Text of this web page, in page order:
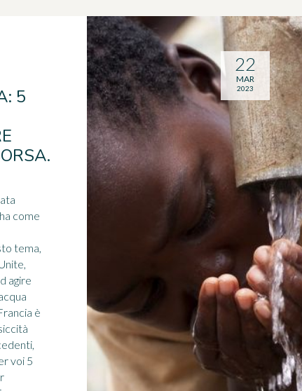
5
come
tema,
agire
è
voi 5
22
MAR
2023